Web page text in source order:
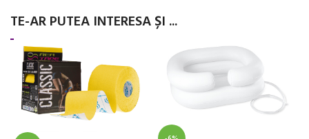
TE-AR PUTEA INTERESA ȘI ...